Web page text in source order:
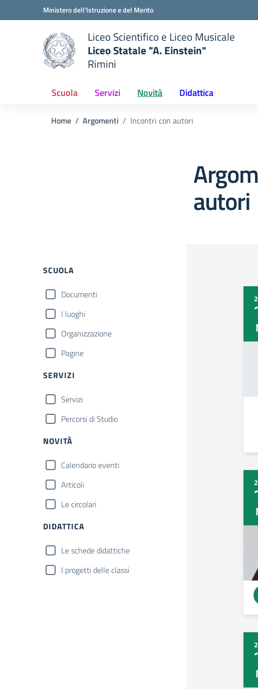
Vai ai contenuti
Vai al menu di navigazioneMinistero dell'Istruzione e del Merito
scuola
Liceo Scientifico e Liceo Musicale
Liceo Statale "A. Einstein"
Rimini
Scuola Servizi Novità Didattica
Home Argomenti Incontri con autori
autori
Filtri
SCUOLA
Documenti
I luoghi
Organizzazione
Pagine
SERVIZI
Servizi
Percorsi di Studio
NOVITÀ
Calendario eventi
Articoli
Le circolari
DIDATTICA
Le schede didattiche
I progetti delle classi